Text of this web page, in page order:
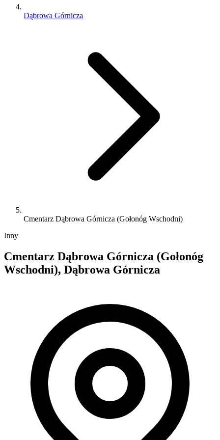
Dąbrowa Górnicza
Cmentarz Dąbrowa Górnicza (Gołonóg Wschodni)
Inny
Cmentarz Dąbrowa Górnicza (Gołonóg
Wschodni), Dąbrowa Górnicza